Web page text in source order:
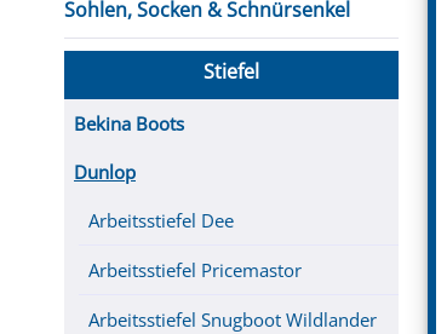
Sohlen, Socken & Schnürsenkel
Stiefel
Bekina Boots
Dunlop
Arbeitsstiefel Dee
Arbeitsstiefel Pricemastor
Arbeitsstiefel Snugboot Wildlander